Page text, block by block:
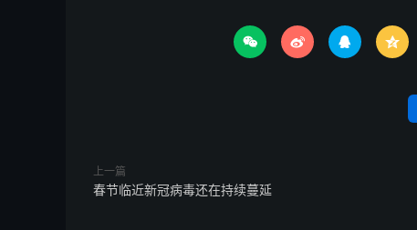
   
上一篇
春节临近新冠病毒还在持续蔓延